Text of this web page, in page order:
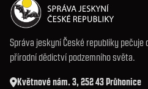
Správa jeskyní České republiky
přírodní dědictví podzemního světa.
Květnové nám. 3, 252 43 Průhonice